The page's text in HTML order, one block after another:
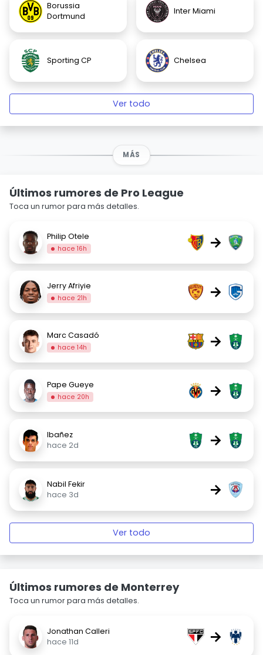
Borussia
Dortmund
Inter Miami
Sporting CP Chelsea
Ver todo
MÁS
Últimos rumores de Pro League
Toca un rumor para más detalles.
Philip Otele
hace 16h →
Jerry Afriyie
hace 21h →
Marc Casadó
hace 14h →
Pape Gueye
hace 20h →
Ibañez
hace 2d
→
Nabil Fekir
hace 3d
→
Ver todo
Últimos rumores de Monterrey
Toca un rumor para más detalles.
Jonathan Calleri
hace 11d
→